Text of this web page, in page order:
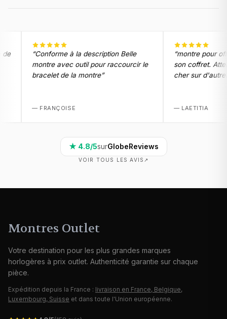
Conforme à la description Belle
montre avec outil pour raccourcir le
bracelet de la montre”
FRANÇOISE
montre pour
son coffret.
cher sur d'autres
LAETITIA
★ 4.8/5surGlobeReviews
VOIR TOUS LES AVIS ↗
Montres Outlet
Votre destination pour les plus grandes marques
horlogères à prix outlet. Authenticité garantie sur chaque
pièce.
Expédition depuis la France : livraison en France, Belgique,
Luxembourg, Suisse et dans toute l'Union européenne.